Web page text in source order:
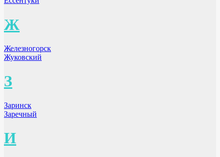
Ж
Железногорск
Жуковский
З
Заринск
Заречный
И